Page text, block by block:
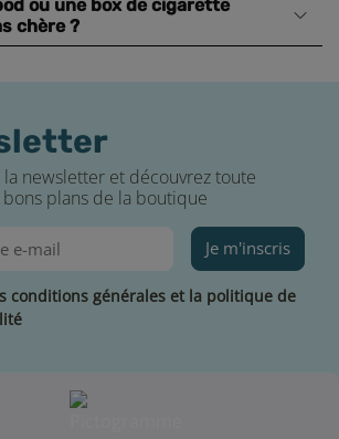
ou une box de cigarette
chère ?
la newsletter et découvrez toute
plans de la boutique
Je m'inscris
conditions générales et la politique de